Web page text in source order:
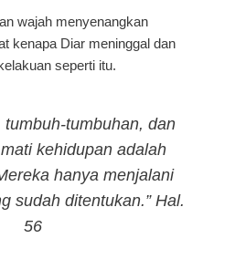
wajah menyenangkan
kenapa Diar meninggal dan
seperti itu.
tumbuh-tumbuhan, dan
kehidupan adalah
hanya menjalani
sudah ditentukan.” Hal.
56